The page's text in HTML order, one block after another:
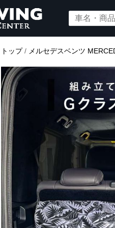
トップ/ メルセデスベンツ